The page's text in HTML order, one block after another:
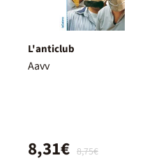
L'anticlub
Aavv
8,75€
8,31€